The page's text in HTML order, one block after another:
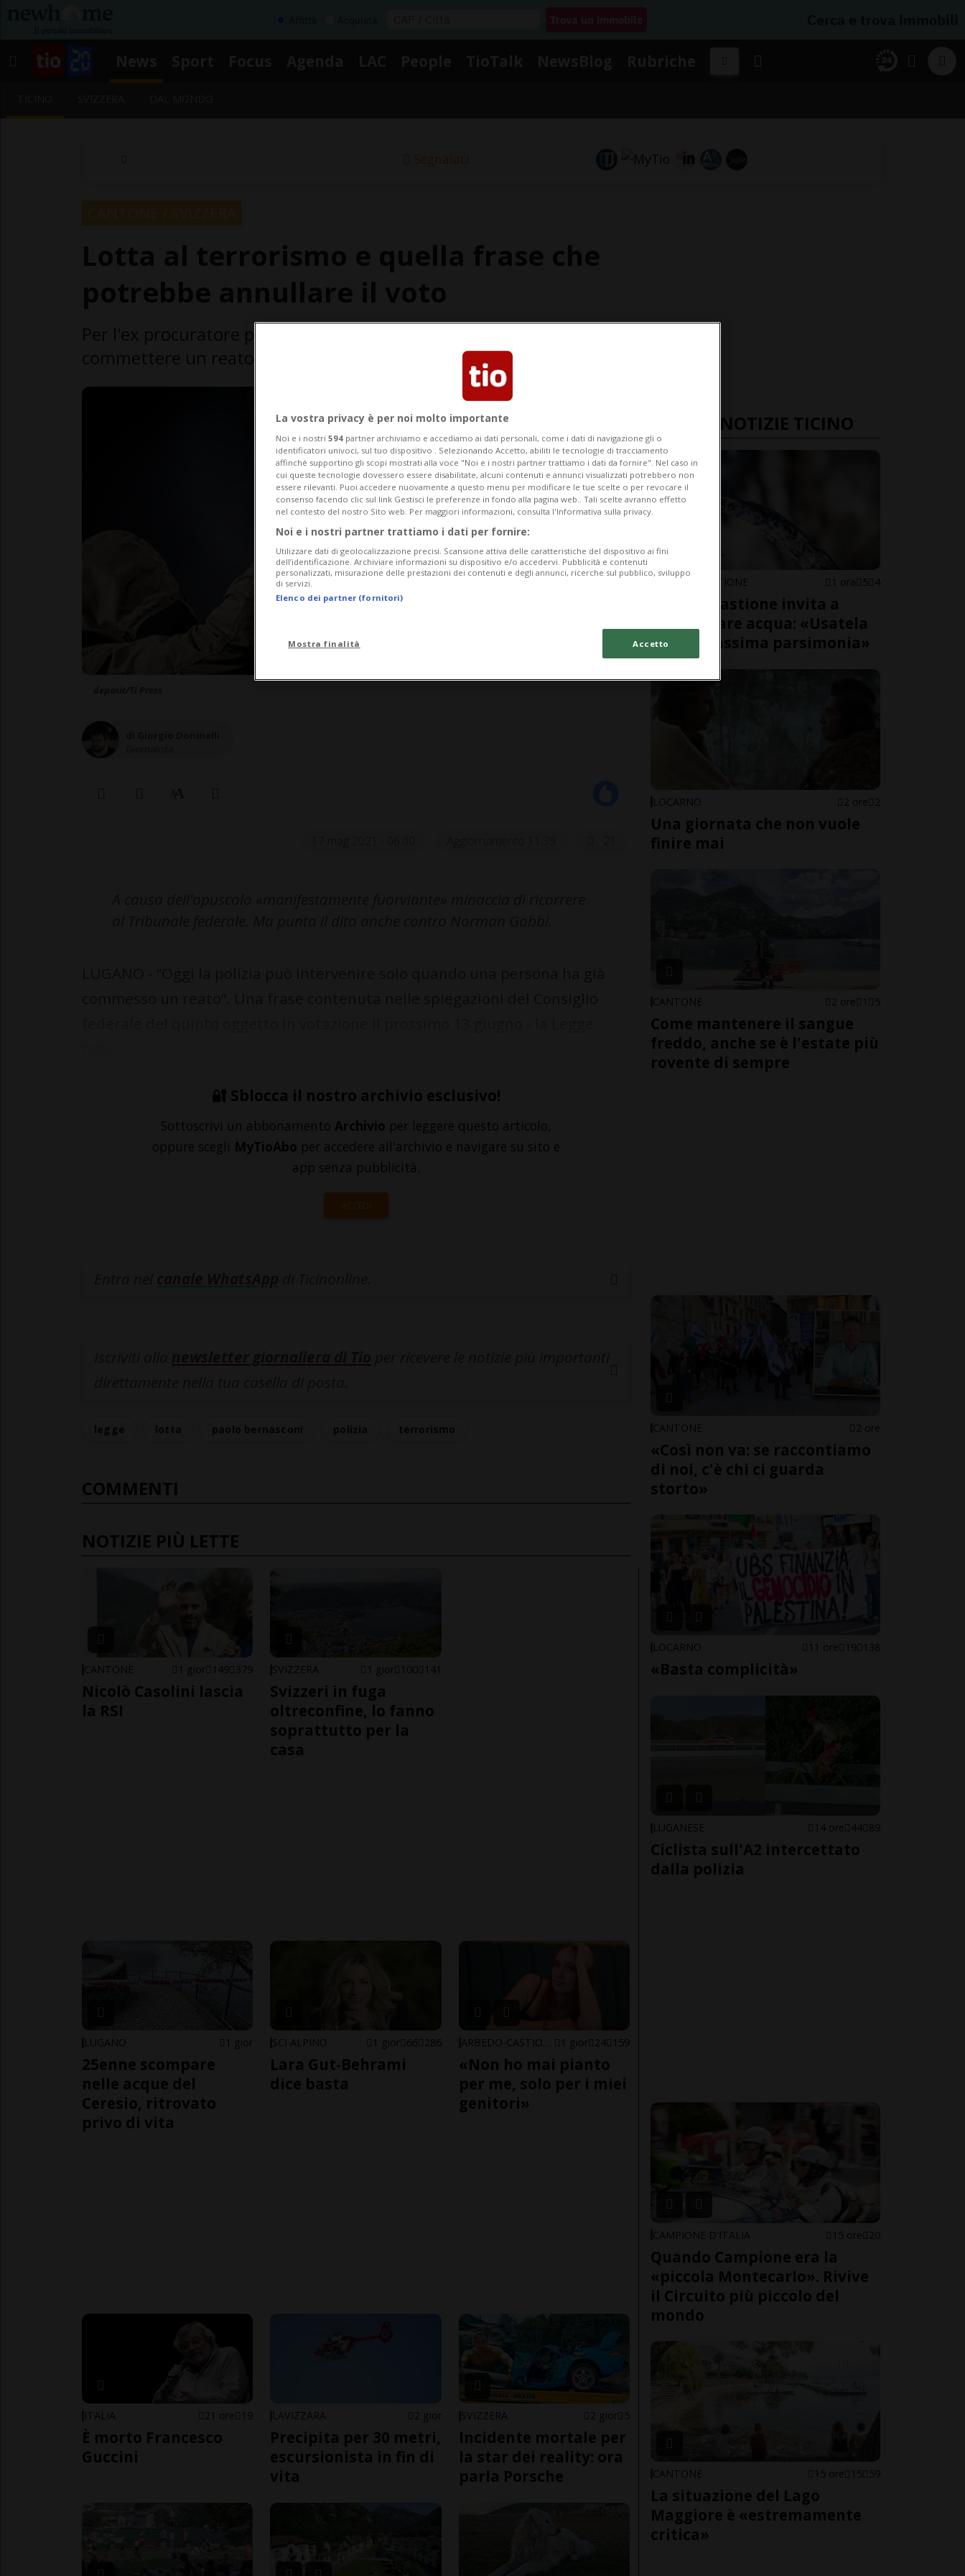
Segnalaci
🔐 Sblocca il nostro archivio esclusivo!
Sottoscrivi un abbonamento Archivio per leggere questo articolo,
oppure scegli MyTioAbo per accedere all'archivio e navigare su sito e
app senza pubblicità.
ACCEDI
COMMENTI
NOTIZIE PIÙ LETTE
CANTONE 1 gior 149 379
Nicolò Casolini lascia
la RSI
SVIZZERA 1 gior 100 141
Svizzeri in fuga
oltreconfine, lo fanno
soprattutto per la
casa
LUGANO 1 gior
25enne scompare
nelle acque del
Ceresio, ritrovato
privo di vita
SCI ALPINO 1 gior 66 286
Lara Gut-Behrami
dice basta
1 gior 24 159
«Non ho mai pianto
per me, solo per i miei
genitori»
ITALIA 21 ore 19
È morto Francesco
Guccini
LAVIZZARA 2 gior
Precipita per 30 metri,
escursionista in fin di
vita
SVIZZERA 2 gior 5
Incidente mortale per
la star dei reality: ora
parla Porsche
ULTIME NOTIZIE TICINO
ARBEDO-CASTIONE 1 ora 5 4
Arbedo-Castione invita a
risparmiare acqua: «Usatela
con la massima parsimonia»
LOCARNO 2 ore 2
Una giornata che non vuole
finire mai
CANTONE 2 ore 1 5
Come mantenere il sangue
freddo, anche se è l'estate più
rovente di sempre
CANTONE 2 ore
«Così non va: se raccontiamo
di noi, c'è chi ci guarda
storto»
LOCARNO 11 ore 19 138
«Basta complicità»
LUGANESE 14 ore 44 89
Ciclista sull'A2 intercettato
dalla polizia
CAMPIONE D'ITALIA 15 ore 20
Quando Campione era la
«piccola Montecarlo». Rivive
il Circuito più piccolo del
mondo
CANTONE 15 ore 15 59
La situazione del Lago
Maggiore è «estremamente
critica»
La vostra privacy è per noi molto importante
Noi e i nostri 594 partner archiviamo e accediamo ai dati personali, come i dati di navigazione gli o
identificatori univoci, sul tuo dispositivo . Selezionando Accetto, abiliti le tecnologie di tracciamento
affinché supportino gli scopi mostrati alla voce "Noi e i nostri partner trattiamo i dati da fornire". Nel caso in
cui queste tecnologie dovessero essere disabilitate, alcuni contenuti e annunci visualizzati potrebbero non
essere rilevanti. Puoi accedere nuovamente a questo menu per modificare le tue scelte o per revocare il
consenso facendo clic sul link Gestisci le preferenze in fondo alla pagina web.. Tali scelte avranno effetto
nel contesto del nostro Sito web. Per maggiori informazioni, consulta l'Informativa sulla privacy.
Noi e i nostri partner trattiamo i dati per fornire:
Utilizzare dati di geolocalizzazione precisi. Scansione attiva delle caratteristiche del dispositivo ai fini
dell’identificazione. Archiviare informazioni su dispositivo e/o accedervi. Pubblicità e contenuti
personalizzati, misurazione delle prestazioni dei contenuti e degli annunci, ricerche sul pubblico, sviluppo
di servizi.
Elenco dei partner (fornitori)
Mostra finalità Accetto